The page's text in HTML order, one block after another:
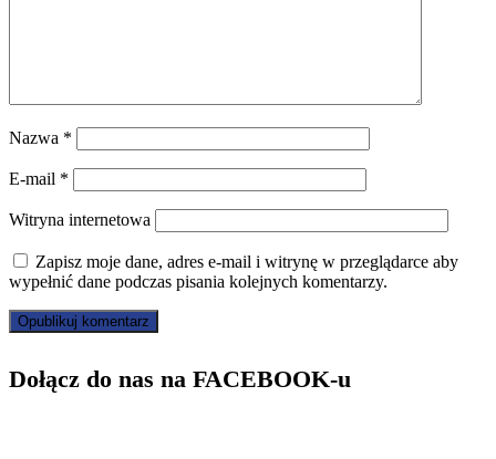
Nazwa *
E-mail *
Witryna internetowa
Zapisz moje dane, adres e-mail i witrynę w przeglądarce aby
wypełnić dane podczas pisania kolejnych komentarzy.
Dołącz do nas na FACEBOOK-u